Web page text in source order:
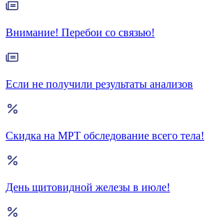
Внимание! Перебои со связью!
Если не получили результаты анализов
Скидка на МРТ обследование всего тела!
День щитовидной железы в июле!